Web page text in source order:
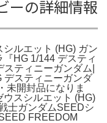
ーの詳細情報
ルエット (HG) ガン
HG 1/144 デスティ
ティニーガンダム|
デスティニーガンダ
未開封品になりま
スシルエット (HG)
士ガンダムSEEDシ
FREEDOM